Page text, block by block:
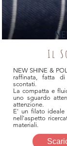
Il
NEW SHINE &
raffinata, fatta
scontati.
La compatta e
uno sguardo
attenzione.
E' un filato ideale
nell'aspetto
materiali.